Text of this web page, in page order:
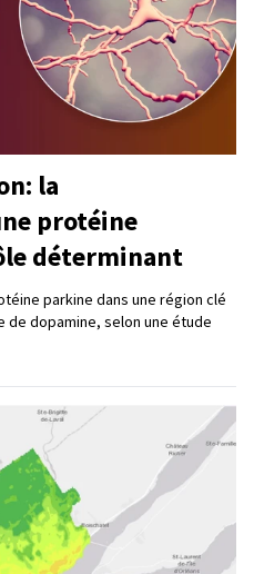
la
protéine
déterminant
parkine dans une région clé
dopamine, selon une étude